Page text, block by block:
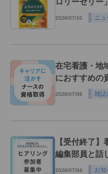
ロリーゼリー
2026/07/10 ニュ
在宅看護・地
におすすめの
2026/07/06 雑誌
【受付終了
編集部員と話
2026/07/04 お知